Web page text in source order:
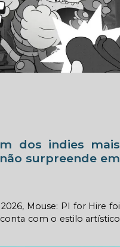
dos indies mais
surpreende em
Mouse: PI for Hire foi
com o estilo artístico